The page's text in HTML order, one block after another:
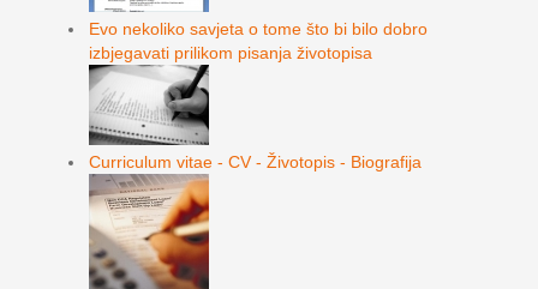
Evo nekoliko savjeta o tome što bi bilo dobro
izbjegavati prilikom pisanja životopisa
Curriculum vitae - CV - Životopis - Biografija